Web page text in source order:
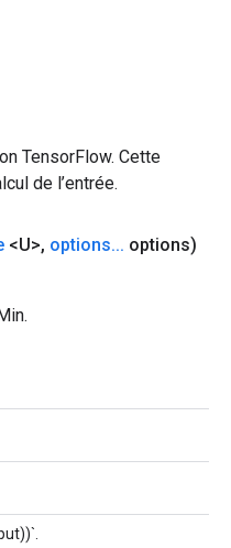
TensorFlow. Cette
de l’entrée.
<U>, options... options)